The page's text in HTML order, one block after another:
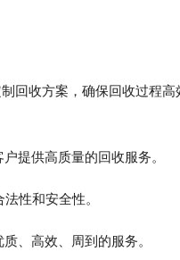
回收方案，确保回收过程高
提供高质量的回收服务。
性和安全性。
、高效、周到的服务。